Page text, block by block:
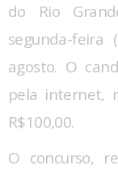
do Rio
segunda-
agosto. O
pela internet,
R$100,00.
O concurso,